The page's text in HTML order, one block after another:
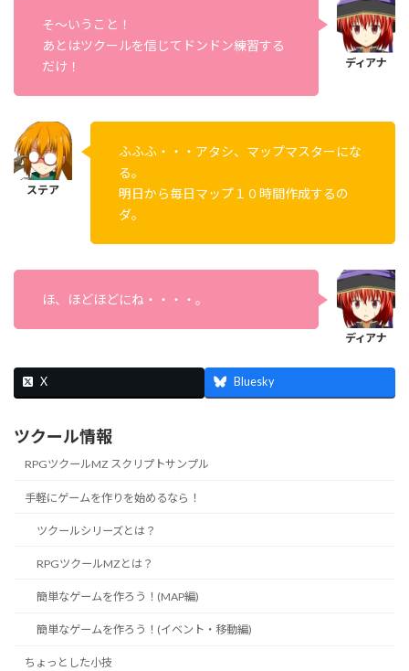
そ～いうこと！
あとはツクールを信じてドンドン練習する
だけ！
ふふふ・・・アタシ、マップマスターにな
る。
明日から毎日マップ１０時間作成するの
ダ。
ほ、ほどほどにね・・・・。
X Bluesky
ツクール情報
RPGツクールMZ スクリプトサンプル
手軽にゲームを作りを始めるなら！
ツクールシリーズとは？
RPGツクールMZとは？
簡単なゲームを作ろう！(MAP編)
簡単なゲームを作ろう！(イベント・移動編)
ちょっとした小技